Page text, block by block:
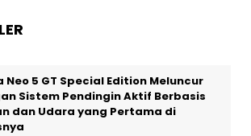
Neo 5 GT Special Edition Meluncur
Sistem Pendingin Aktif Berbasis
dan Udara yang Pertama di